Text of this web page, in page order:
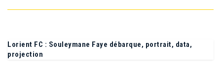
Lorient FC : Souleymane Faye débarque, portrait, data,
projection